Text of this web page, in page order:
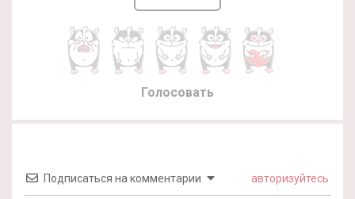
Голосовать
Подписаться на комментарии авторизуйтесь